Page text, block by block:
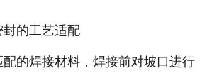
的工艺适配
焊接材料，焊接前对坡口进行